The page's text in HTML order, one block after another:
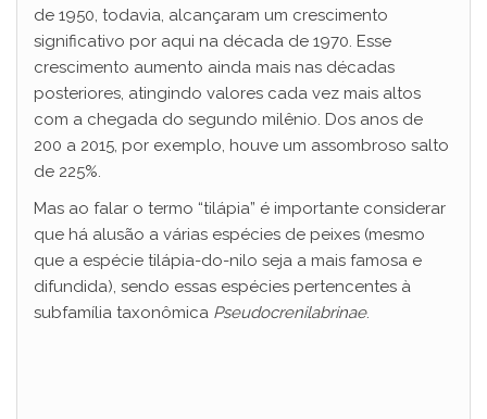
de 1950, todavia, alcançaram um crescimento
significativo por aqui na década de 1970. Esse
crescimento aumento ainda mais nas décadas
posteriores, atingindo valores cada vez mais altos
com a chegada do segundo milênio. Dos anos de
200 a 2015, por exemplo, houve um assombroso salto
de 225%.
Mas ao falar o termo “tilápia” é importante considerar
que há alusão a várias espécies de peixes (mesmo
que a espécie tilápia-do-nilo seja a mais famosa e
difundida), sendo essas espécies pertencentes à
subfamília taxonômica Pseudocrenilabrinae.